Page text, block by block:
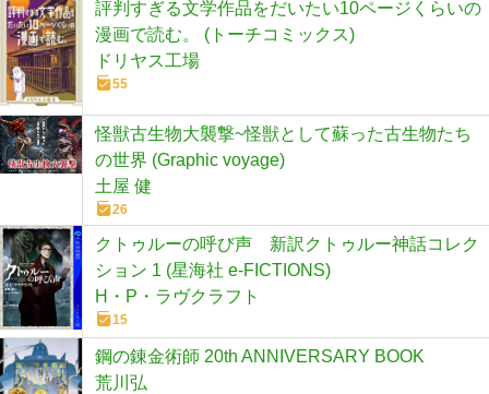
評判すぎる文学作品をだいたい10ページくらいの
漫画で読む。 (トーチコミックス)
ドリヤス工場
55
怪獣古生物大襲撃~怪獣として蘇った古生物たち
の世界 (Graphic voyage)
土屋 健
26
クトゥルーの呼び声 新訳クトゥルー神話コレク
ション 1 (星海社 e-FICTIONS)
H・P・ラヴクラフト
15
鋼の錬金術師 20th ANNIVERSARY BOOK
荒川弘